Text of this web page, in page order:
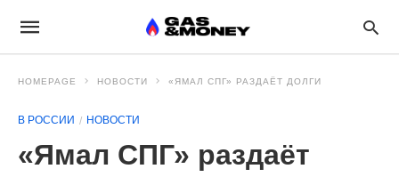
HOMEPAGE НОВОСТИ «ЯМАЛ СПГ» РАЗДАЁТ ДОЛГИ
В РОССИИ НОВОСТИ
«Ямал СПГ» раздаёт